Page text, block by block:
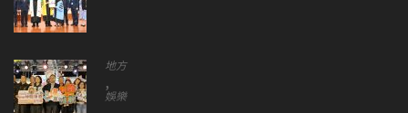
地方
,
娛樂